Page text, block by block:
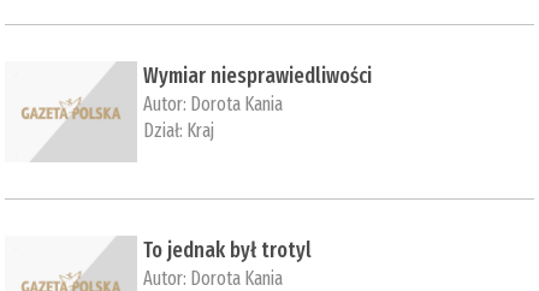
Wymiar niesprawiedliwości
Autor: Dorota Kania
Dział: Kraj
To jednak był trotyl
Autor: Dorota Kania